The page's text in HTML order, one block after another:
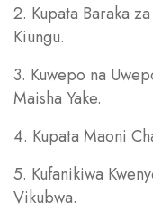
2. Kupata Baraka
Kiungu.
3. Kuwepo na
Maisha Yake.
4. Kupata Maoni
5. Kufanikiwa
Vikubwa.